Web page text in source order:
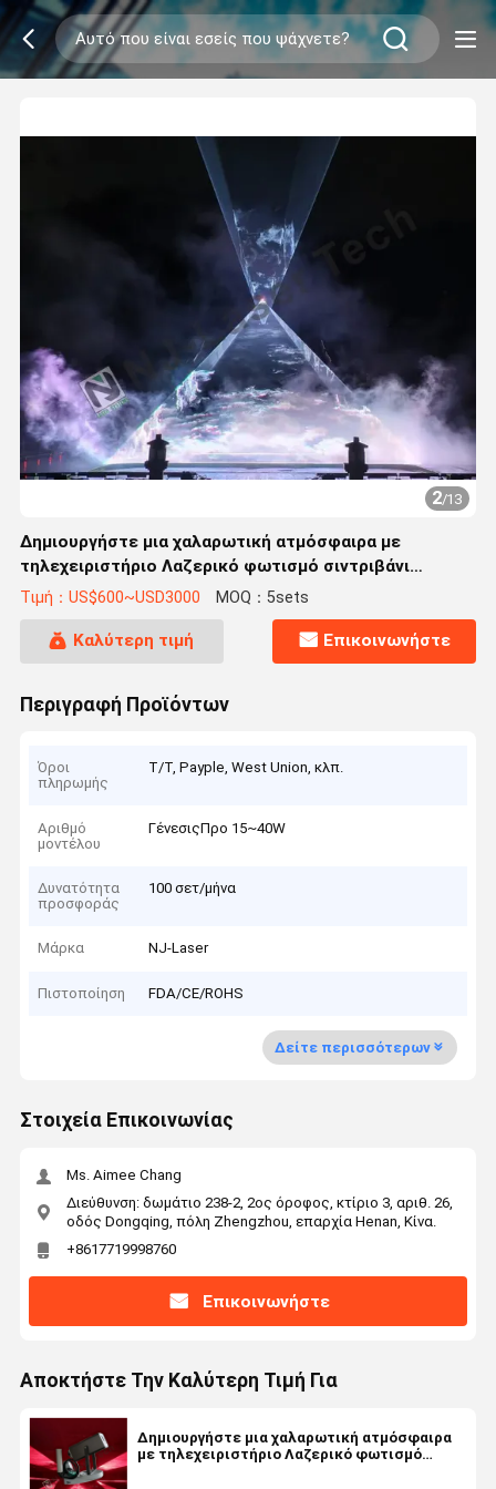
2/13
Δημιουργήστε μια χαλαρωτική ατμόσφαιρα με
τηλεχειριστήριο Λαζερικό φωτισμό σιντριβάνι
ρυθμιζόμενο μέγεθος
Τιμή：US$600~USD3000 MOQ：5sets
Καλύτερη τιμή Επικοινωνήστε
Περιγραφή Προϊόντων
Όροι
πληρωμής
T/T, Payple, West Union, κλπ.
Αριθμό
μοντέλου
ΓένεσιςΠρο 15~40W
Δυνατότητα
προσφοράς
100 σετ/μήνα
Μάρκα NJ-Laser
Πιστοποίηση FDA/CE/ROHS
Δείτε περισσότερων
Στοιχεία Επικοινωνίας
Ms. Aimee Chang
Διεύθυνση: δωμάτιο 238-2, 2ος όροφος, κτίριο 3, αριθ. 26,
οδός Dongqing, πόλη Zhengzhou, επαρχία Henan, Κίνα.
+8617719998760
Επικοινωνήστε
Αποκτήστε Την Καλύτερη Τιμή Για
Δημιουργήστε μια χαλαρωτική ατμόσφαιρα
με τηλεχειριστήριο Λαζερικό φωτισμό